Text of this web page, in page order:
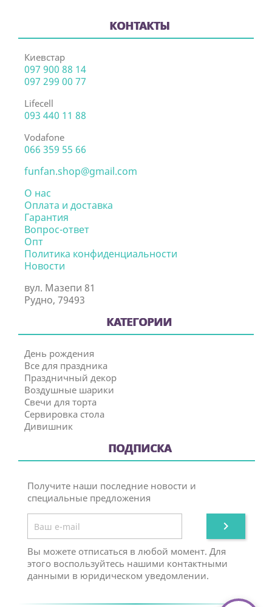
КОНТАКТЫ
Киевстар
097 900 88 14
097 299 00 77
Lifecell
093 440 11 88
Vodafone
066 359 55 66
funfan.shop@gmail.com
О нас
Оплата и доставка
Гарантия
Вопрос-ответ
Опт
Политика конфиденциальности
Новости
вул. Мазепи 81
Рудно, 79493
КАТЕГОРИИ
День рождения
Все для праздника
Праздничный декор
Воздушные шарики
Свечи для торта
Сервировка стола
Дивишник
ПОДПИСКА
Получите наши последние новости и
специальные предложения

Вы можете отписаться в любой момент. Для
этого воспользуйтесь нашими контактными
данными в юридическом уведомлении.